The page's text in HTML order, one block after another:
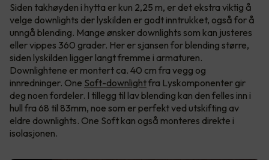
Siden takhøyden i hytta er kun 2,25 m, er det ekstra viktig å
velge downlights der lyskilden er godt inntrukket, også for å
unngå blending. Mange ønsker downlights som kan justeres
eller vippes 360 grader. Her er sjansen for blending større,
siden lyskilden ligger langt fremme i armaturen.
Downlightene er montert ca. 40 cm fra vegg og
innredninger. One Soft-downlightfra Lyskomponenter gir
deg noen fordeler. I tillegg til lav blending kan den felles inn i
hull fra 68 til 83mm, noe som er perfekt ved utskifting av
eldre downlights. One Soft kan også monteres direkte i
isolasjonen.